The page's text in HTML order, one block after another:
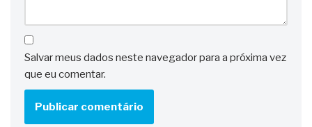
Salvar meus dados neste navegador para a próxima vez
que eu comentar.